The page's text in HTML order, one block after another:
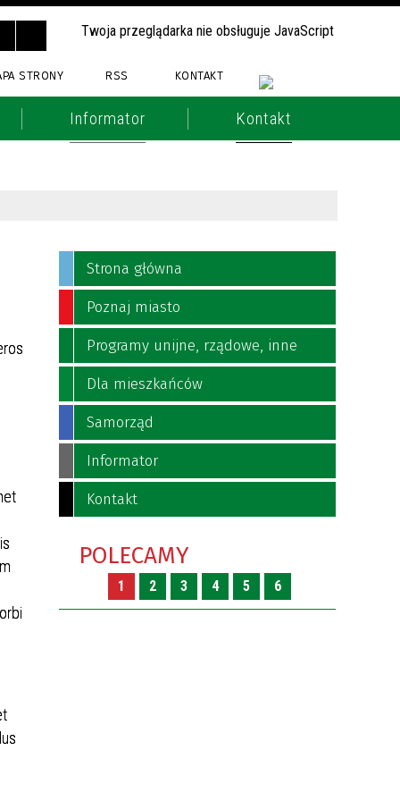
Twoja przeglądarka nie obsługuje JavaScript
STRONY RSS KONTAKT
Informator Kontakt
Strona główna
Poznaj miasto
Programy unijne, rządowe, inne
Dla mieszkańców
Samorząd
Informator
Kontakt
POLECAMY
1 2 3 4 5 6